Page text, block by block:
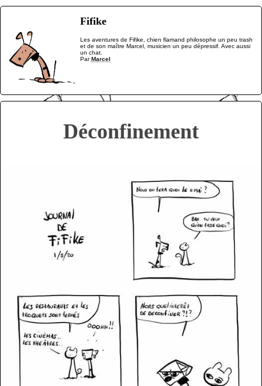
Fifike
Les aventures de Fifike, chien flamand philosophe un peu trash
et de son maître Marcel, musicien un peu dépressif. Avec aussi
un chat.
ParMarcel
Déconfinement